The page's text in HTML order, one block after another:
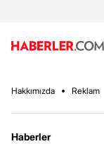
Hakkımızda Reklam
Haberler